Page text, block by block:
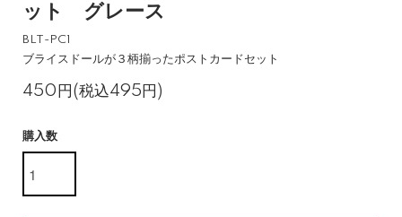
ット グレース
BLT-PC1
ブライスドールが３柄揃ったポストカードセット
450円(税込495円)
購入数